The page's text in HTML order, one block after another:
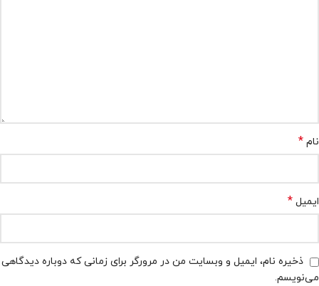
نام *
ایمیل *
ذخیره نام، ایمیل و وبسایت من در مرورگر برای زمانی که دوباره دیدگاهی
می‌نویسم.